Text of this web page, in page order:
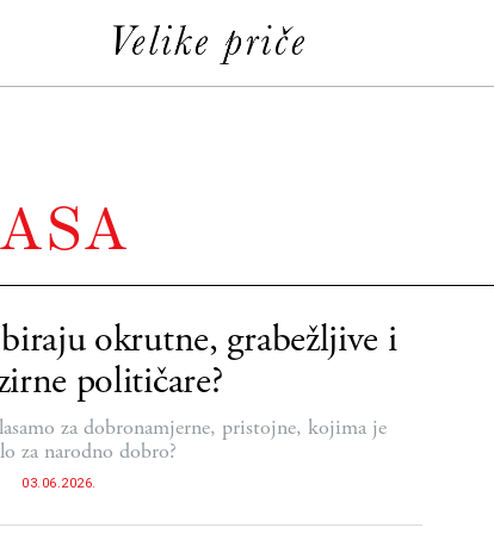
okrutne, grabežljive i
političare?
za dobronamjerne, pristojne, kojima je
za narodno dobro?
03.06.2026.